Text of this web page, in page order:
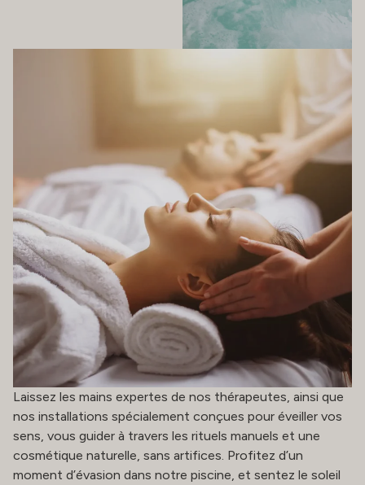
Laissez les mains expertes de nos thérapeutes, ainsi que
nos installations spécialement conçues pour éveiller vos
sens, vous guider à travers les rituels manuels et une
cosmétique naturelle, sans artifices. Profitez d’un
moment d’évasion dans notre piscine, et sentez le soleil